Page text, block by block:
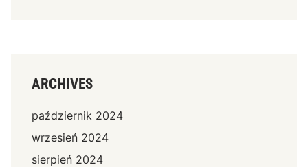
ARCHIVES
październik 2024
wrzesień 2024
sierpień 2024